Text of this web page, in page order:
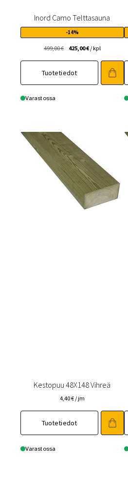
Inord Camo Telttasauna
-14%
499,00€ Alkuperäinen
499,00 €.
425,00€Nykyinen
425,00 €.
/ kpl
Tuotetiedot
Varastossa
Kestopuu 48X148 Vihreä
4,40€ / jm
Tuotetiedot
Varastossa